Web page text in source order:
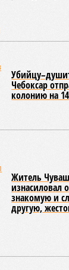
Чебоксар
колонию на
Житель
изнасиловал
знакомую и
другую,